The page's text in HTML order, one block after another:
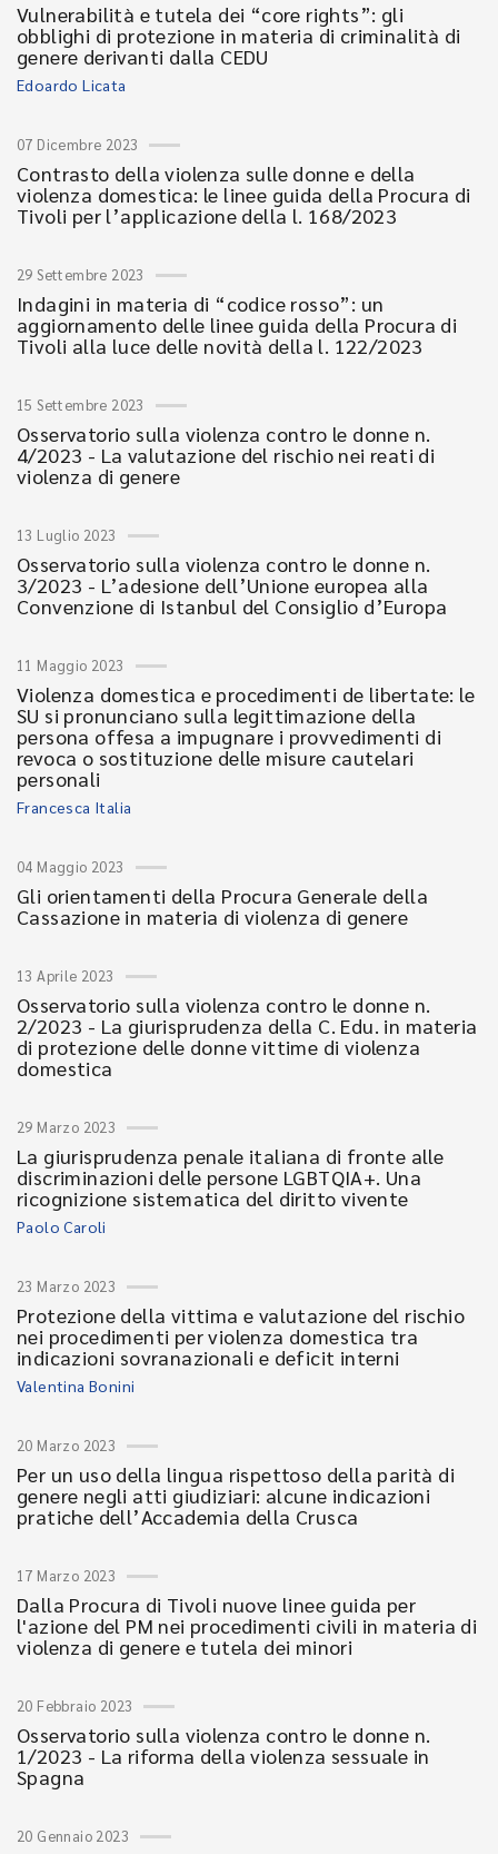
Vulnerabilità e tutela dei “core rights”: gli
obblighi di protezione in materia di criminalità di
genere derivanti dalla CEDU
Edoardo Licata
07 Dicembre 2023
Contrasto della violenza sulle donne e della
violenza domestica: le linee guida della Procura di
Tivoli per l’applicazione della l. 168/2023
29 Settembre 2023
Indagini in materia di “codice rosso”: un
aggiornamento delle linee guida della Procura di
Tivoli alla luce delle novità della l. 122/2023
15 Settembre 2023
Osservatorio sulla violenza contro le donne n.
4/2023 - La valutazione del rischio nei reati di
violenza di genere
13 Luglio 2023
Osservatorio sulla violenza contro le donne n.
3/2023 - L’adesione dell’Unione europea alla
Convenzione di Istanbul del Consiglio d’Europa
11 Maggio 2023
Violenza domestica e procedimenti de libertate: le
SU si pronunciano sulla legittimazione della
persona offesa a impugnare i provvedimenti di
revoca o sostituzione delle misure cautelari
personali
Francesca Italia
04 Maggio 2023
Gli orientamenti della Procura Generale della
Cassazione in materia di violenza di genere
13 Aprile 2023
Osservatorio sulla violenza contro le donne n.
2/2023 - La giurisprudenza della C. Edu. in materia
di protezione delle donne vittime di violenza
domestica
29 Marzo 2023
La giurisprudenza penale italiana di fronte alle
discriminazioni delle persone LGBTQIA+. Una
ricognizione sistematica del diritto vivente
Paolo Caroli
23 Marzo 2023
Protezione della vittima e valutazione del rischio
nei procedimenti per violenza domestica tra
indicazioni sovranazionali e deficit interni
Valentina Bonini
20 Marzo 2023
Per un uso della lingua rispettoso della parità di
genere negli atti giudiziari: alcune indicazioni
pratiche dell’Accademia della Crusca
17 Marzo 2023
Dalla Procura di Tivoli nuove linee guida per
l'azione del PM nei procedimenti civili in materia di
violenza di genere e tutela dei minori
20 Febbraio 2023
Osservatorio sulla violenza contro le donne n.
1/2023 - La riforma della violenza sessuale in
Spagna
20 Gennaio 2023